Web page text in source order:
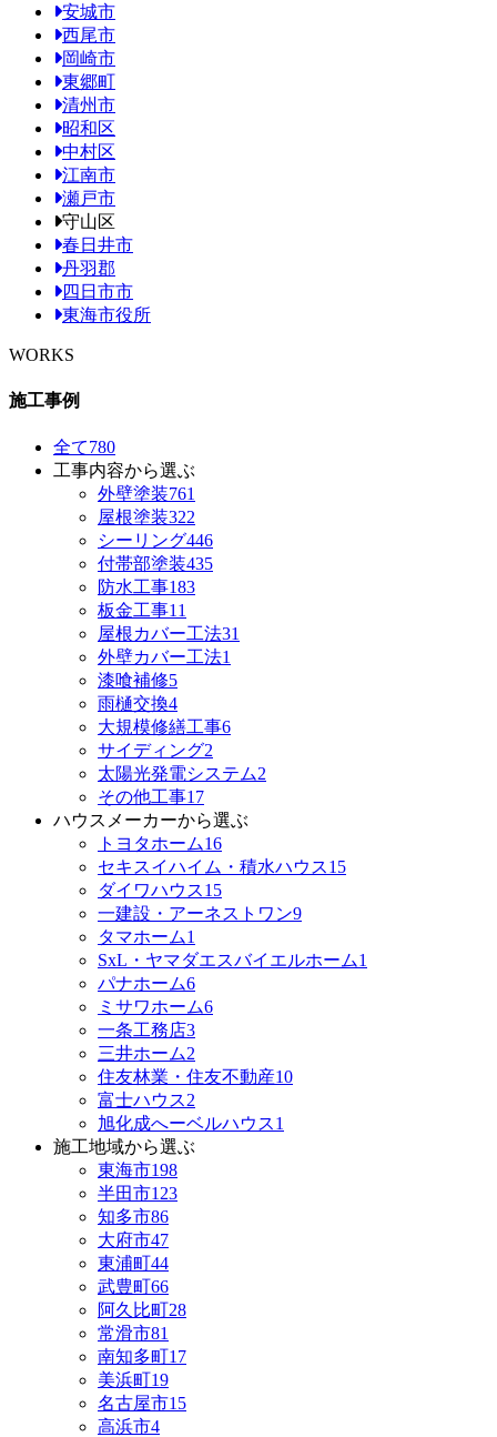
安城市
西尾市
岡崎市
東郷町
清州市
昭和区
中村区
江南市
瀬戸市
守山区
春日井市
丹羽郡
四日市市
東海市役所
WORKS
施工事例
全て780
工事内容から選ぶ
外壁塗装761
屋根塗装322
シーリング446
付帯部塗装435
防水工事183
板金工事11
屋根カバー工法31
外壁カバー工法1
漆喰補修5
雨樋交換4
大規模修繕工事6
サイディング2
太陽光発電システム2
その他工事17
ハウスメーカーから選ぶ
トヨタホーム16
セキスイハイム・積水ハウス15
ダイワハウス15
一建設・アーネストワン9
タマホーム1
SxL・ヤマダエスバイエルホーム1
パナホーム6
ミサワホーム6
一条工務店3
三井ホーム2
住友林業・住友不動産10
富士ハウス2
旭化成へーベルハウス1
施工地域から選ぶ
東海市198
半田市123
知多市86
大府市47
東浦町44
武豊町66
阿久比町28
常滑市81
南知多町17
美浜町19
名古屋市15
高浜市4